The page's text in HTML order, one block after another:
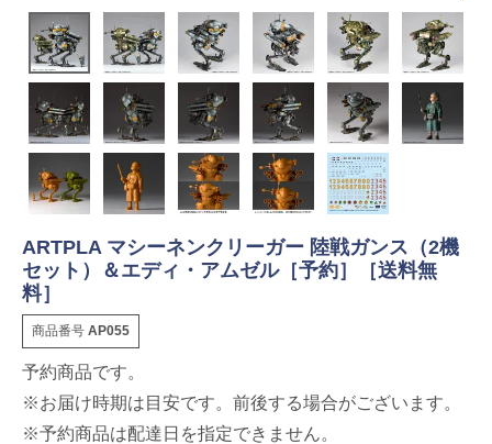
ARTPLA マシーネンクリーガー 陸戦ガンス（2機
セット）＆エディ・アムゼル［予約］［送料無
料］
商品番号 AP055
予約商品です。
※お届け時期は目安です。前後する場合がございます。
※予約商品は配達日を指定できません。